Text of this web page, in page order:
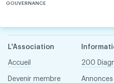
GOUVERNANCE
L'Association
Accueil
Devenir membre
200